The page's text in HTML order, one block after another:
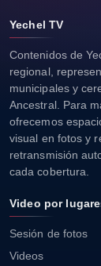
Yechel TV
Contenidos de
regional,
municipales y
Ancestral. Para
ofrecemos
visual en fotos y
retransmisión
cada cobertura.
Video por
Sesión de fotos
Videos